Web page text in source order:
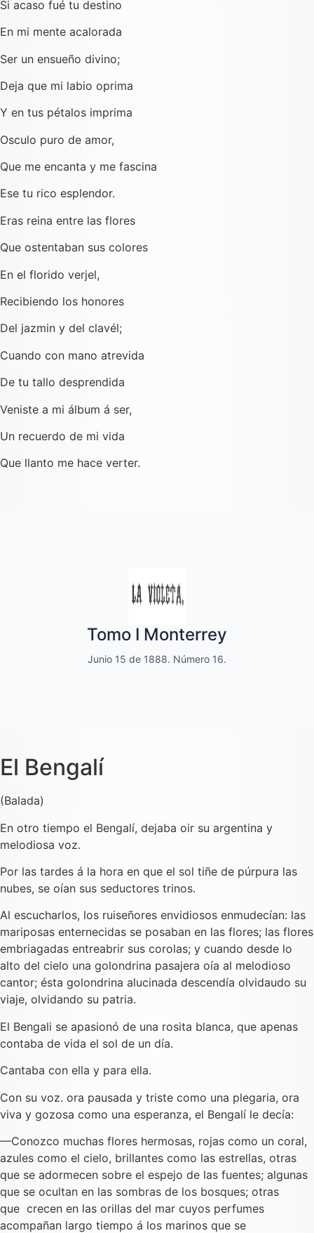
Si acaso fué tu destino
En mi mente acalorada
Ser un ensueño divino;
Deja que mi labio oprima
Y en tus pétalos imprima
Osculo puro de amor,
Que me encanta y me fascina
Ese tu rico esplendor.
Eras reina entre las flores
Que ostentaban sus colores
En el florido verjel,
Recibiendo los honores
Del jazmin y del clavél;
Cuando con mano atrevida
De tu tallo desprendida
Veniste a mi álbum á ser,
Un recuerdo de mi vida
Que llanto me hace verter.
Tomo I Monterrey
Junio 15 de 1888. Número 16.
y de variedades
Dedicado a las familias.
El Bengalí
(Balada)
En otro tiempo el Bengalí, dejaba oir su argentina y
melodiosa voz.
Por las tardes á la hora en que el sol tiñe de púrpura las
nubes, se oían sus seductores trinos.
Al escucharlos, los ruiseñores envidiosos enmudecían: las
mariposas enternecidas se posaban en las flores; las flores
embriagadas entreabrir sus corolas; y cuando desde lo
alto del cielo una golondrina pasajera oía al melodioso
cantor; ésta golondrina alucinada descendía olvidaudo su
viaje, olvidando su patria.
El Bengali se apasionó de una rosita blanca, que apenas
contaba de vida el sol de un día.
Cantaba con ella y para ella.
Con su voz. ora pausada y triste como una plegaria, ora
viva y gozosa como una esperanza, el Bengalí le decía:
—Conozco muchas flores hermosas, rojas como un coral,
azules como el cielo, brillantes como las estrellas, otras
que se adormecen sobre el espejo de las fuentes; algunas
que se ocultan en las sombras de los bosques; otras
que crecen en las orillas del mar cuyos perfumes
acompañan largo tiempo á los marinos que se